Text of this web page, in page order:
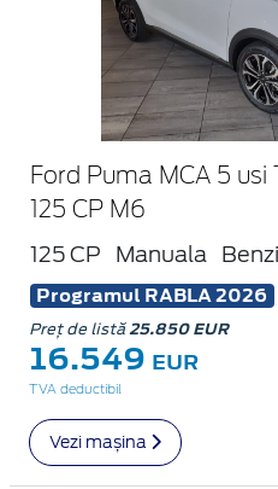
Ford Puma MCA 5
125 CP M6
125 CP Manuala
Programul RABLA 2026
Preț de listă25.850 EUR
16.549 EUR
TVA deductibil
Vezi mașina